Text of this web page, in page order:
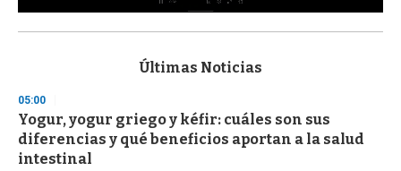
s
d
s
o
f
3
Últimas Noticias
05:00
Yogur, yogur griego y kéfir: cuáles son sus
diferencias y qué beneficios aportan a la salud
intestinal